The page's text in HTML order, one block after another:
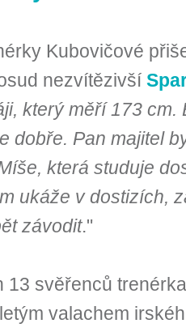
Kubovičové
nezvítězivší
který měří 173
dobře. Pan majitel
která studuje
ukáže v dostizích,
závodit."
13 svěřenců
valachem